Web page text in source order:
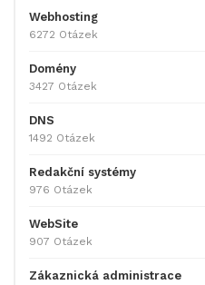
Webhosting
6272 Otázek
Domény
3427 Otázek
DNS
1492 Otázek
Redakční systémy
976 Otázek
WebSite
907 Otázek
Zákaznická administrace